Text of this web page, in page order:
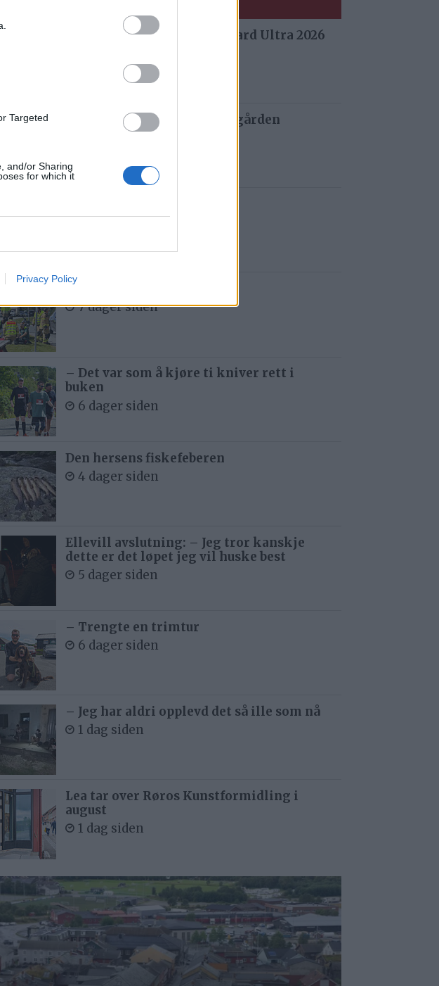
Targeted
and/or Sharing
for which it
Privacy Policy
Se opptak fra Stuggu Backyard Ultra 2026
Med spett og tau redder de gården
MC-ulykke i Havsjøveien
7 dager siden
– Det var som å kjøre ti kniver rett i
buken
6 dager siden
Den hersens fiskefeberen
4 dager siden
Ellevill avslutning: – Jeg tror kanskje
dette er det løpet jeg vil huske best
5 dager siden
– Trengte en trimtur
6 dager siden
– Jeg har aldri opplevd det så ille som nå
1 dag siden
Lea tar over Røros Kunstformidling i
august
1 dag siden